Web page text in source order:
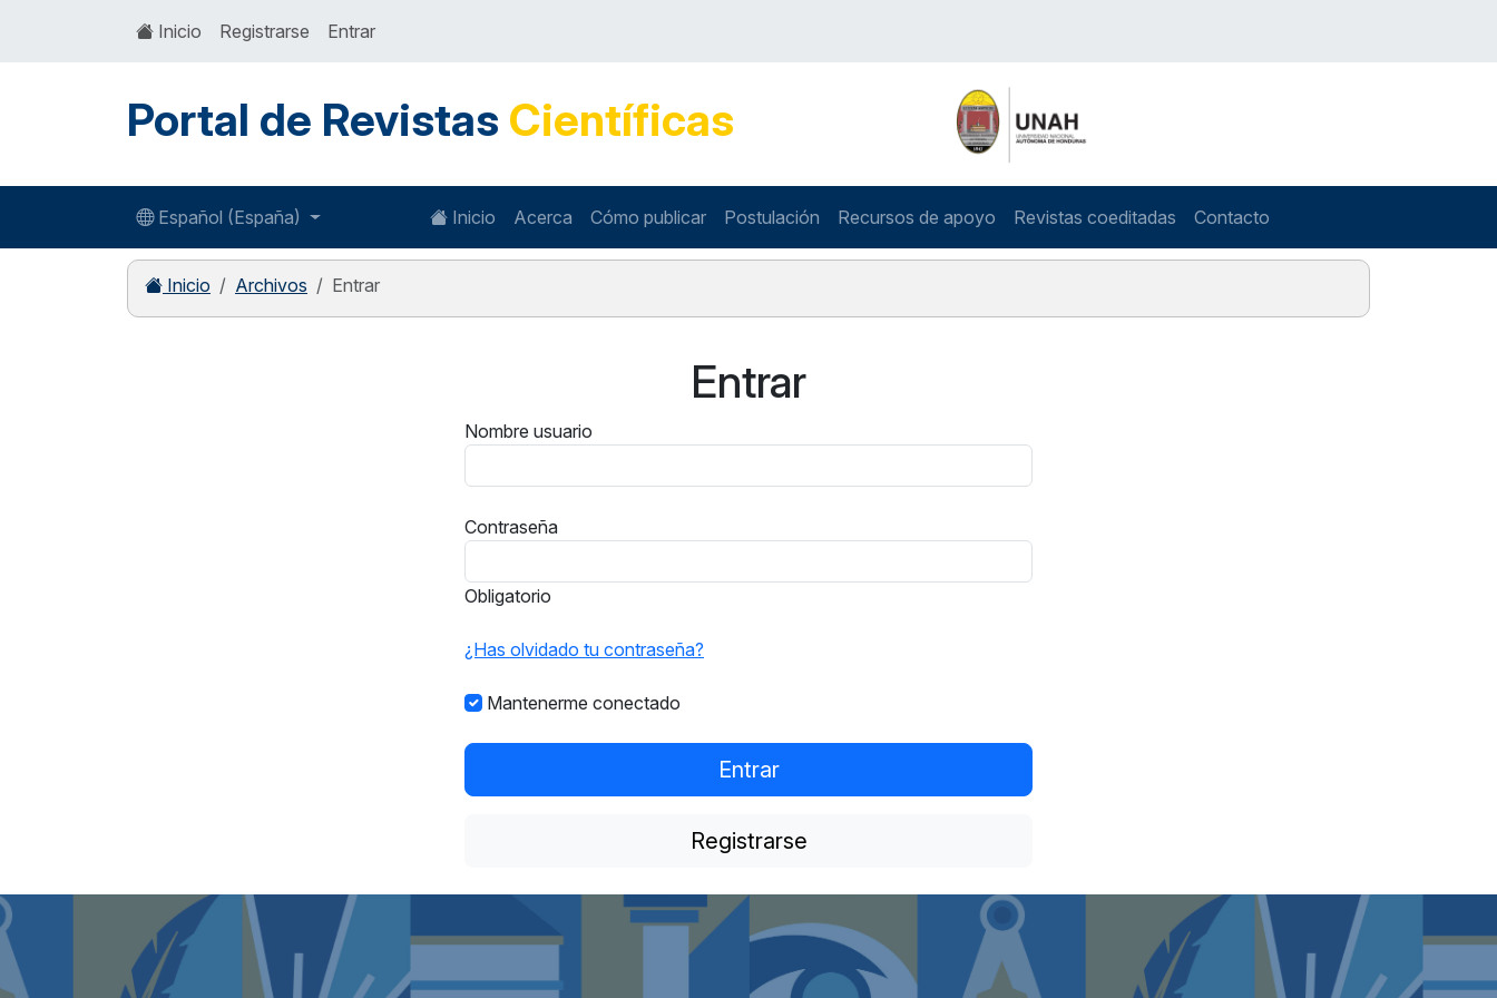
Inicio Registrarse Entrar
Portal de Revistas Científicas
Español (España) Inicio Acerca Cómo publicar Postulación Recursos de apoyo Revistas coeditadas Contacto
Inicio Archivos Entrar
Entrar
Nombre usuario
Contraseña
Obligatorio
¿Has olvidado tu contraseña?
Mantenerme conectado
Entrar
Registrarse